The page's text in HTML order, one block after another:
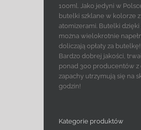
100ml. Jako jedyni w
butelki szklane w kolorze
atomizerami. Butelki
można wielokrotnie
doliczają opłaty za
Bardzo dobrej jakości,
ponad 300 producentów z
zapachy utrzymują się na
godzin!
Kategorie produktów